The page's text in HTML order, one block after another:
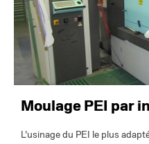
Moulage PEI par
L’usinage du PEI le plus